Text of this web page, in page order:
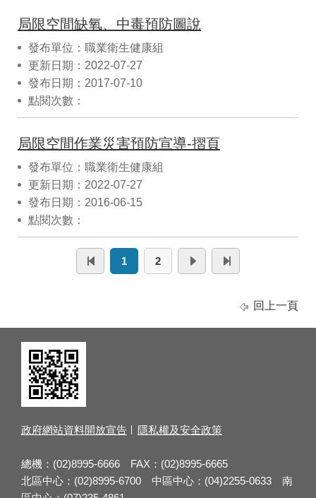
局限空間缺氧、中毒預防圖說
發布單位：職業衛生健康組
更新日期：2022-07-27
發布日期：2017-07-10
點閱次數：
局限空間作業災害預防宣導-摺頁
發布單位：職業衛生健康組
更新日期：2022-07-27
發布日期：2016-06-15
點閱次數：
1 2
回上一頁
政府網站資料開放宣告 隱私權及安全政策
總機：(02)8995-6666 FAX：(02)8995-6665
北區中心：(02)8995-6700 中區中心：(04)2255-0633 南